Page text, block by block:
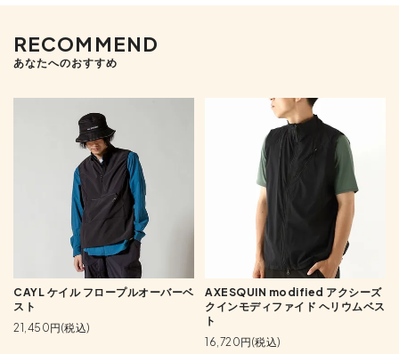
RECOMMEND
あなたへのおすすめ
CAYL ケイル フロープルオーバーベ
スト
21,450円(税込)
AXESQUIN modified アクシーズ
クインモディファイド ヘリウムベス
ト
16,720円(税込)